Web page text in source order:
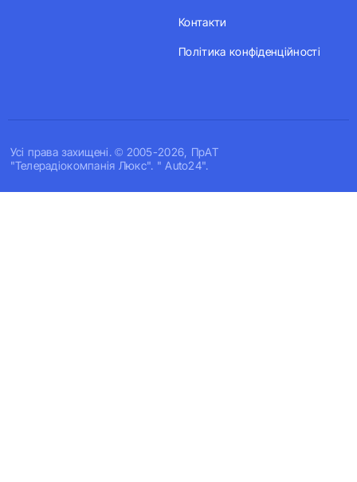
Усi права захищенi. © 2005-2026, ПрАТ
"Телерадіокомпанія Люкс". " Auto24".
Контакти
Політика конфіденційності